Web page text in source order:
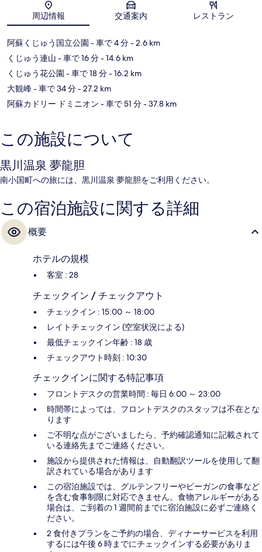
地図
周辺情報 交通案内 レストラン
阿蘇くじゅう国立公園 - 車で 4 分- 2.6 km
くじゅう連山 - 車で 16 分- 14.6 km
くじゅう花公園 - 車で 18 分- 16.2 km
大観峰- 車で 34 分- 27.2 km
阿蘇カドリー ドミニオン - 車で 51 分- 37.8 km
この施設について
黒川温泉 夢龍胆
南小国町への旅には、黒川温泉 夢龍胆をご利用ください。
この宿泊施設に関する詳細
概要
ホテルの規模
客室 : 28
チェックイン / チェックアウト
チェックイン : 15:00 ～ 18:00
レイトチェックイン (空室状況による)
最低チェックイン年齢 : 18 歳
チェックアウト時刻 : 10:30
チェックインに関する特記事項
フロントデスクの営業時間 : 毎日 6:00 ～ 23:00
時間帯によっては、フロントデスクのスタッフは不在とな
ります
ご不明な点がございましたら、予約確認通知に記載されて
いる連絡先までご連絡ください。
施設から提供された情報は、自動翻訳ツールを使用して翻
訳されている場合があります
この宿泊施設では、グルテンフリーやビーガンの食事など
を含む食事制限に対応できません。食物アレルギーがある
場合は、ご到着の 1 週間前までに宿泊施設に必ずご連絡く
ださい。
2 食付きプランをご予約の場合、ディナーサービスを利用
するには午後 6 時までにチェックインする必要がありま